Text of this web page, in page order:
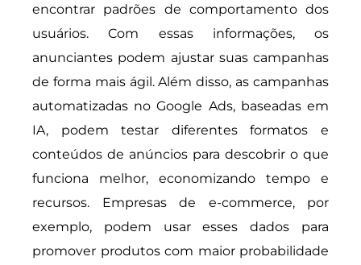
encontrar padrões de comportamento dos
usuários. Com essas informações, os
anunciantes podem ajustar suas campanhas
de forma mais ágil. Além disso, as campanhas
automatizadas no Google Ads, baseadas em
IA, podem testar diferentes formatos e
conteúdos de anúncios para descobrir o que
funciona melhor, economizando tempo e
recursos. Empresas de e-commerce, por
exemplo, podem usar esses dados para
promover produtos com maior probabilidade